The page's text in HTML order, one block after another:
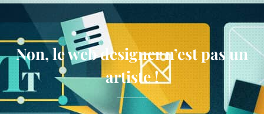
Non, le web designer n’est pas un
artiste !